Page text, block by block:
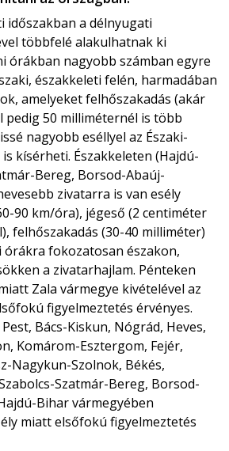
időszakban a délnyugati
többfelé alakulhatnak ki
órákban nagyobb számban egyre
északkeleti felén, harmadában
amelyeket felhőszakadás (akár
pedig 50 milliméternél is több
nagyobb eséllyel az Északi-
kísérheti. Északkeleten (Hajdú-
Bereg, Borsod-Abaúj-
zivatarra is van esély
90 km/óra), jégeső (2 centiméter
felhőszakadás (30-40 milliméter)
órákra fokozatosan északon,
a zivatarhajlam. Pénteken
Zala vármegye kivételével az
figyelmeztetés érvényes.
Bács-Kiskun, Nógrád, Heves,
Komárom-Esztergom, Fejér,
Nagykun-Szolnok, Békés,
Szatmár-Bereg, Borsod-
Bihar vármegyében
miatt elsőfokú figyelmeztetés